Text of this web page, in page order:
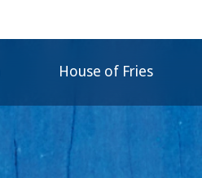
House of Fries